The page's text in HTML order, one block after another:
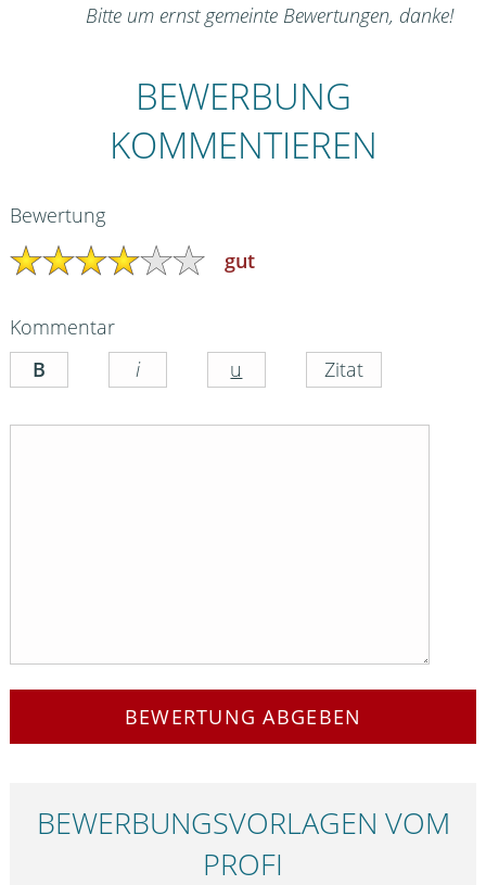
Bitte um ernst gemeinte Bewertungen, danke!
BEWERBUNG
KOMMENTIEREN
Bewertung
gut
Kommentar
BEWERTUNG ABGEBEN
BEWERBUNGS­VORLAGEN VOM
PROFI